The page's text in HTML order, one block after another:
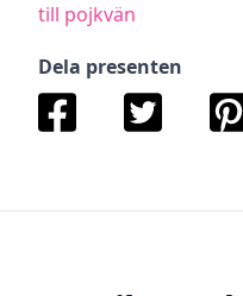
till pojkvän
Dela presenten